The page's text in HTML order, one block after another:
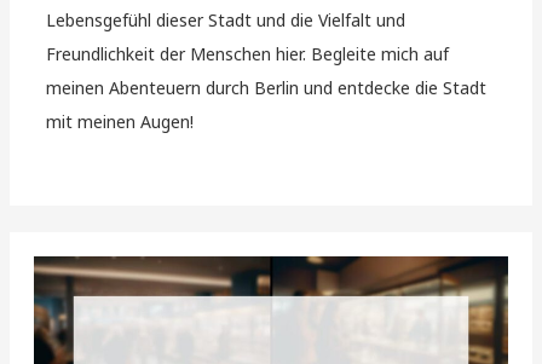
Lebensgefühl dieser Stadt und die Vielfalt und
Freundlichkeit der Menschen hier. Begleite mich auf
meinen Abenteuern durch Berlin und entdecke die Stadt
mit meinen Augen!